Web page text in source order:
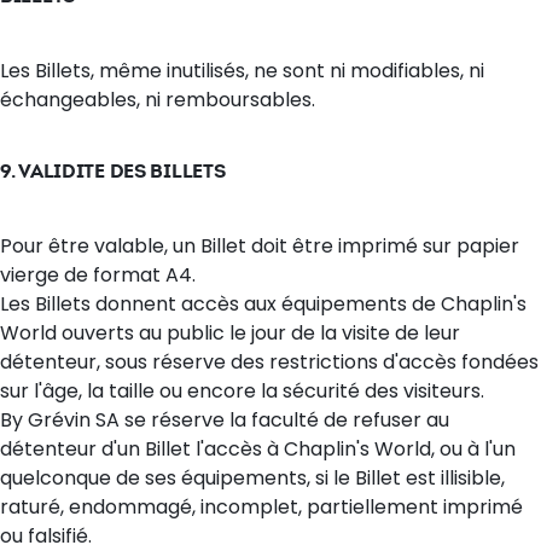
Les Billets, même inutilisés, ne sont ni modifiables, ni
échangeables, ni remboursables.
9. VALIDITE DES BILLETS
Pour être valable, un Billet doit être imprimé sur papier
vierge de format A4.
Les Billets donnent accès aux équipements de Chaplin's
World ouverts au public le jour de la visite de leur
détenteur, sous réserve des restrictions d'accès fondées
sur l'âge, la taille ou encore la sécurité des visiteurs.
By Grévin SA se réserve la faculté de refuser au
détenteur d'un Billet l'accès à Chaplin's World, ou à l'un
quelconque de ses équipements, si le Billet est illisible,
raturé, endommagé, incomplet, partiellement imprimé
ou falsifié.